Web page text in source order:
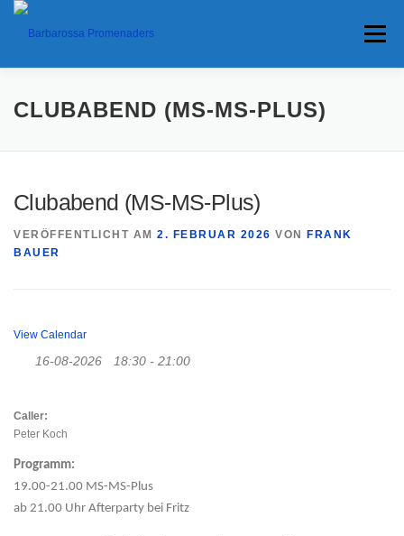
Menü
HOME TERMINE ANFAHRT
INTERESSANTES
CLUBABEND (MS-MS-PLUS)
Clubabend (MS-MS-Plus)
VERÖFFENTLICHT AM 2. FEBRUAR 2026 VON
FRANK
BAUER
View Calendar
16-08-2026 18:30 - 21:00
Caller:
Peter Koch
Programm:
19.00-21.00 MS-MS-Plus
ab 21.00 Uhr Afterparty bei Fritz